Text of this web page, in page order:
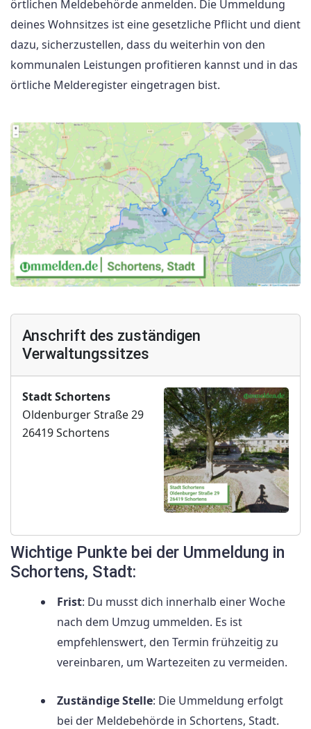
örtlichen Meldebehörde anmelden. Die Ummeldung
deines Wohnsitzes ist eine gesetzliche Pflicht und dient
dazu, sicherzustellen, dass du weiterhin von den
kommunalen Leistungen profitieren kannst und in das
örtliche Melderegister eingetragen bist.
Anschrift des zuständigen
Verwaltungssitzes
Stadt Schortens
Oldenburger Straße 29
26419 Schortens
Wichtige Punkte bei der Ummeldung in
Schortens, Stadt:
Frist: Du musst dich innerhalb einer Woche
nach dem Umzug ummelden. Es ist
empfehlenswert, den Termin frühzeitig zu
vereinbaren, um Wartezeiten zu vermeiden.
Zuständige Stelle: Die Ummeldung erfolgt
bei der Meldebehörde in Schortens, Stadt.